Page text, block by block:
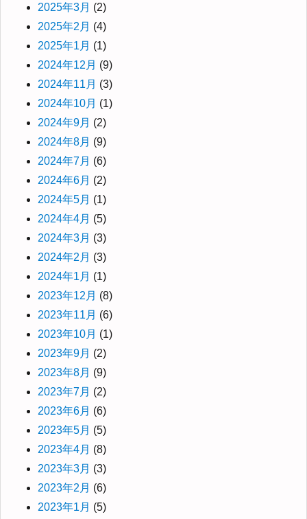
2025年3月 (2)
2025年2月 (4)
2025年1月 (1)
2024年12月 (9)
2024年11月 (3)
2024年10月 (1)
2024年9月 (2)
2024年8月 (9)
2024年7月 (6)
2024年6月 (2)
2024年5月 (1)
2024年4月 (5)
2024年3月 (3)
2024年2月 (3)
2024年1月 (1)
2023年12月 (8)
2023年11月 (6)
2023年10月 (1)
2023年9月 (2)
2023年8月 (9)
2023年7月 (2)
2023年6月 (6)
2023年5月 (5)
2023年4月 (8)
2023年3月 (3)
2023年2月 (6)
2023年1月 (5)